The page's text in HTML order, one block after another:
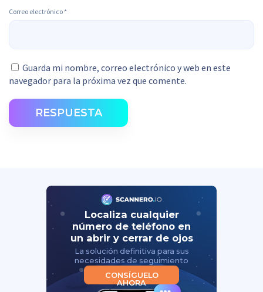
Correo electrónico *
Guarda mi nombre, correo electrónico y web en este
navegador para la próxima vez que comente.
RESPUESTA
Localiza cualquier
número de teléfono en
un abrir y cerrar de ojos
La solución definitiva para sus
necesidades de seguimiento
CONSÍGUELO
AHORA